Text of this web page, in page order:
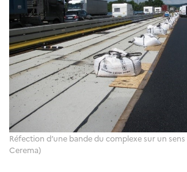
Réfection d’une bande du complexe sur un
Cerema)